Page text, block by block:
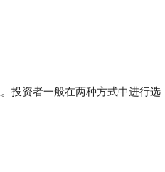
投资者一般在两种方式中进行选